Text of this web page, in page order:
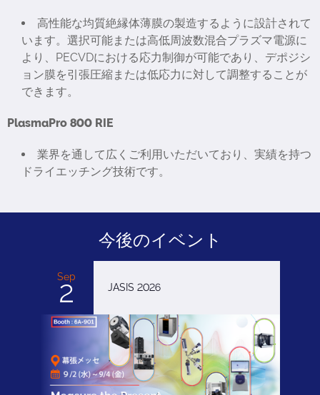
高性能な均質絶縁体薄膜の製造するように設計されて
います。選択可能または高低周波数混合プラズマ電源に
より、PECVDにおける応力制御が可能であり、デポジシ
ョン膜を引張圧縮または低応力に対して調整することが
できます。
PlasmaPro 800 RIE
業界を通して広くご利用いただいており、実績を持つ
ドライエッチング技術です。
今後のイベント
Sep
2 JASIS 2026